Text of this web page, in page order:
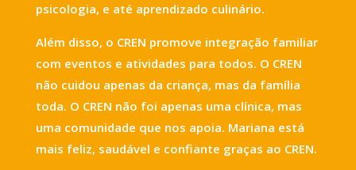
psicologia, e até aprendizado culinário.
Além disso, o CREN promove integração familiar
com eventos e atividades para todos. O CREN
não cuidou apenas da criança, mas da família
toda. O CREN não foi apenas uma clínica, mas
uma comunidade que nos apoia. Mariana está
mais feliz, saudável e confiante graças ao CREN.